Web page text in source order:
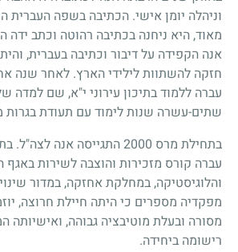
וניהלה יומן אישי. הכתיבה בשפה העברית
מאוד, היא ניחנה בכתיבה רהוטה וכתב ידה
אנה הקפידה על דיבור וכתיבה בעברית,
חזקה להשתוות לילידי הארץ. לאחר שנה
עברה ללמוד בתיכון עירוני י"א, שם למדה
שתים-עשרה שנות לימוד עם תעודת בגרות
בתחילת מרס 2000התגייסה אנה לצה"ל.
עברה קורס מזכירות והוצבה לשירות באגף
והלוגיסטיקה, במחלקת אחזקה, במדור
מפקדיה מספרים כי היתה חיילת חרוצה,
מסורה ובעלת מוטיבציה גבוהה, ואישיותה
רישומה ביחידה.